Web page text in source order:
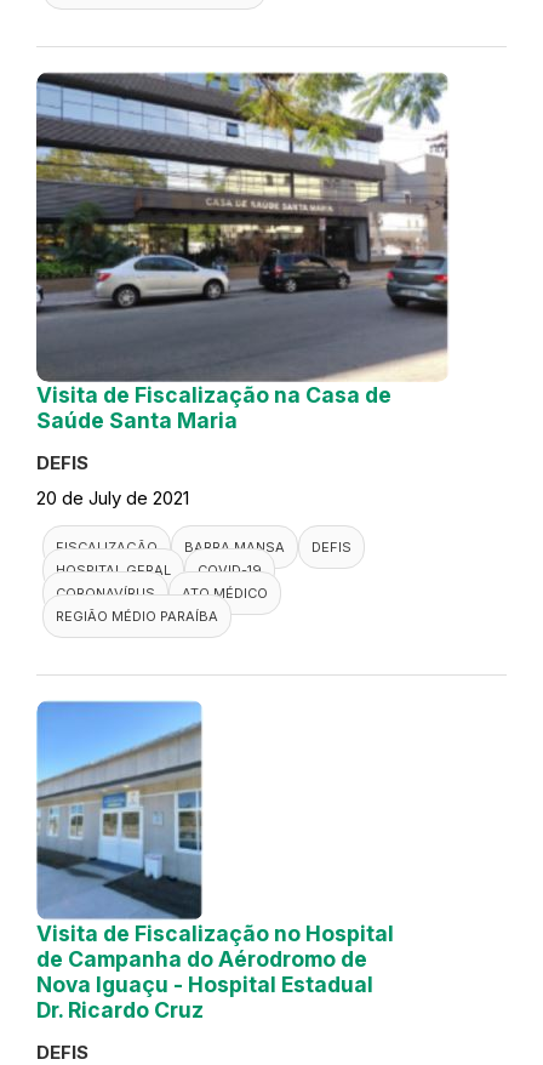
Visita de Fiscalização na Casa de
Saúde Santa Maria
DEFIS
20 de July de 2021
FISCALIZAÇÃO BARRA MANSA
DEFIS
HOSPITAL GERAL
COVID-19
CORONAVÍRUS
ATO MÉDICO
REGIÃO MÉDIO PARAÍBA
Visita de Fiscalização no Hospital
de Campanha do Aérodromo de
Nova Iguaçu - Hospital Estadual
Dr. Ricardo Cruz
DEFIS